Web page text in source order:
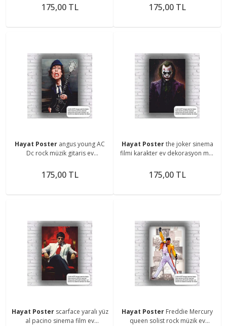
175,00 TL 175,00 TL
Hayat Poster angus young AC
Dc rock müzik gitaris ev
ahşap poster
175,00 TL
Hayat Posterthe joker sinema
filmi karakter ev dekorasyon mdf
175,00 TL
Hayat Poster scarface yaralı yüz
al pacino sinema film ev
Hayat Poster Freddie Mercury
queen solist rock müzik ev